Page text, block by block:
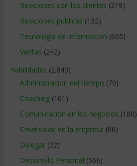
Relaciones con los clientes (219)
Relaciones publicas (132)
Tecnologia de Informacion (665)
Ventas (242)
Habilidades (2.843)
Administracion del tiempo (70)
Coaching(101)
Comunicacion en los negocios (180)
Creatividad en la empresa (96)
Delegar(22)
Desarrollo Personal (566)